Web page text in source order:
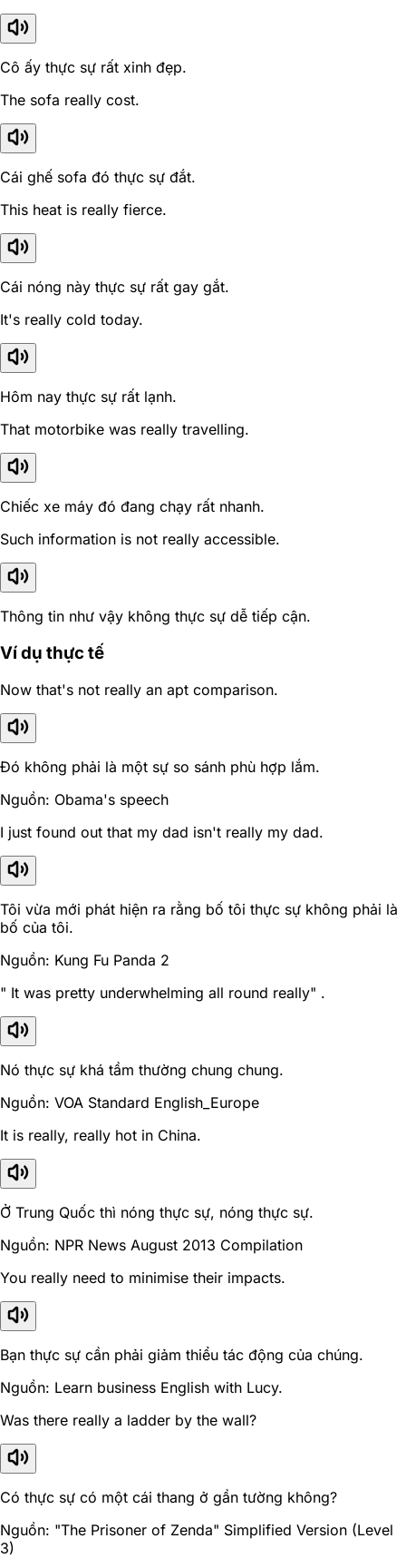
Cô ấy thực sự rất xinh đẹp.
The sofa really cost.
Cái ghế sofa đó thực sự đắt.
This heat is really fierce.
Cái nóng này thực sự rất gay gắt.
It's really cold today.
Hôm nay thực sự rất lạnh.
That motorbike was really travelling.
Chiếc xe máy đó đang chạy rất nhanh.
Such information is not really accessible.
Thông tin như vậy không thực sự dễ tiếp cận.
Ví dụ thực tế
Now that's not really an apt comparison.
Đó không phải là một sự so sánh phù hợp lắm.
Nguồn: Obama's speech
I just found out that my dad isn't really my dad.
Tôi vừa mới phát hiện ra rằng bố tôi thực sự không phải là
bố của tôi.
Nguồn: Kung Fu Panda 2
" It was pretty underwhelming all round really" .
Nó thực sự khá tầm thường chung chung.
Nguồn: VOA Standard English_Europe
It is really, really hot in China.
Ở Trung Quốc thì nóng thực sự, nóng thực sự.
Nguồn: NPR News August 2013 Compilation
You really need to minimise their impacts.
Bạn thực sự cần phải giảm thiểu tác động của chúng.
Nguồn: Learn business English with Lucy.
Was there really a ladder by the wall?
Có thực sự có một cái thang ở gần tường không?
Nguồn: "The Prisoner of Zenda" Simplified Version (Level
3)